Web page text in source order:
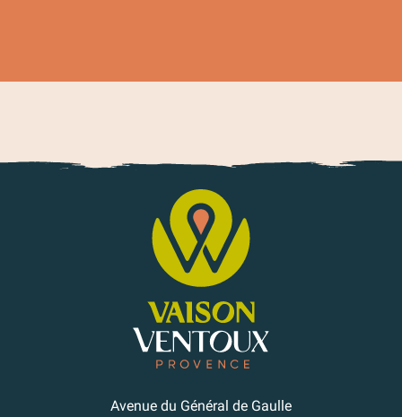
Avenue du Général de Gaulle